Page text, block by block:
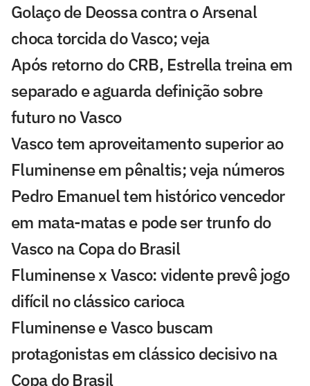
Golaço de Deossa contra o Arsenal
choca torcida do Vasco; veja
Após retorno do CRB, Estrella treina em
separado e aguarda definição sobre
futuro no Vasco
Vasco tem aproveitamento superior ao
Fluminense em pênaltis; veja números
Pedro Emanuel tem histórico vencedor
em mata-matas e pode ser trunfo do
Vasco na Copa do Brasil
Fluminense x Vasco: vidente prevê jogo
difícil no clássico carioca
Fluminense e Vasco buscam
protagonistas em clássico decisivo na
Copa do Brasil